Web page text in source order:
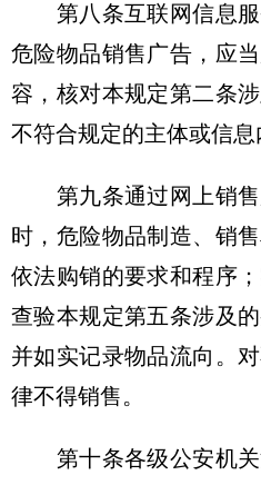
第八条互联网信息服
危险物品销售广告，应
容，核对本规定第二条
不符合规定的主体或信息
第九条通过网上销售
时，危险物品制造、销
依法购销的要求和程序
查验本规定第五条涉及
并如实记录物品流向。
律不得销售。
第十条各级公安机关